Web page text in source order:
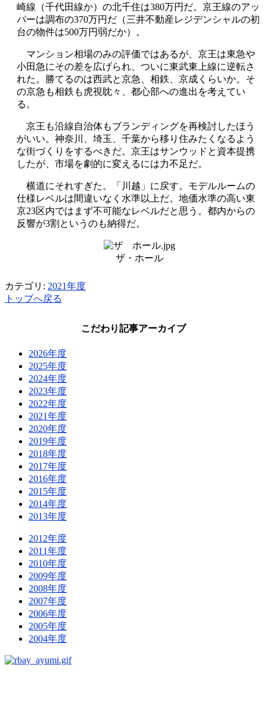
崎線（千代田線か）の北千住は380万円だ。京王線のアッ
パーは調布の370万円だ（三井不動産レジデンシャルの初
台の物件は500万円弱だか）。
マンション相場のみの評価ではあるが、京王は東急や
小田急にその差を広げられ、ついに東武東上線に逆転さ
れた。勝てるのは西武と京急、相鉄、京成くらいか。そ
の京急も相鉄も虎視眈々、都心部への進出を考えてい
る。
京王も沿線自治体もブランディングを再検討したほう
がいい。神奈川、埼玉、千葉から移り住みたくなるよう
な街づくりをするべきだ。京王はサンウッドと資本提携
したが、市場を劇的に変えるには力不足だ。
横道にそれすぎた。「川越」に戻す。モデルルームの
仕様レベルは間違いなく水準以上だ。地価水準の高い東
京23区内ではまず不可能なレベルだと思う。都内からの
反響が3割というのも納得だ。
ザ・ホール
カテゴリ: 2021年度
トップへ戻る
こだわり記事アーカイブ
2026年度
2025年度
2024年度
2023年度
2022年度
2021年度
2020年度
2019年度
2018年度
2017年度
2016年度
2015年度
2014年度
2013年度
2012年度
2011年度
2010年度
2009年度
2008年度
2007年度
2006年度
2005年度
2004年度